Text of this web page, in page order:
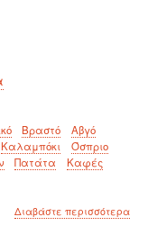
Βραστό
Αβγό
Καλαμπόκι
Όσπριο
Πατάτα
Καφές
Διαβάστε περισσότεραγια